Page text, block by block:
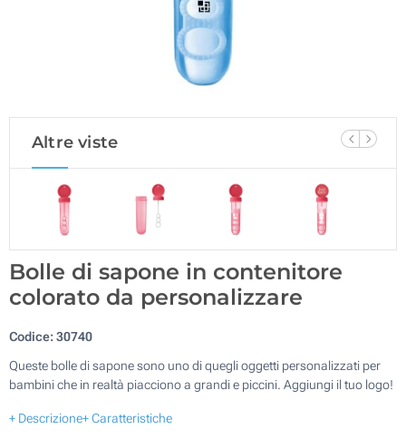
Altre viste
Bolle di sapone in contenitore
colorato da personalizzare
Codice:30740
Queste bolle di sapone sono uno di quegli oggetti personalizzati per
bambini che in realtà piacciono a grandi e piccini. Aggiungi il tuo logo!
+ Descrizione+ Caratteristiche